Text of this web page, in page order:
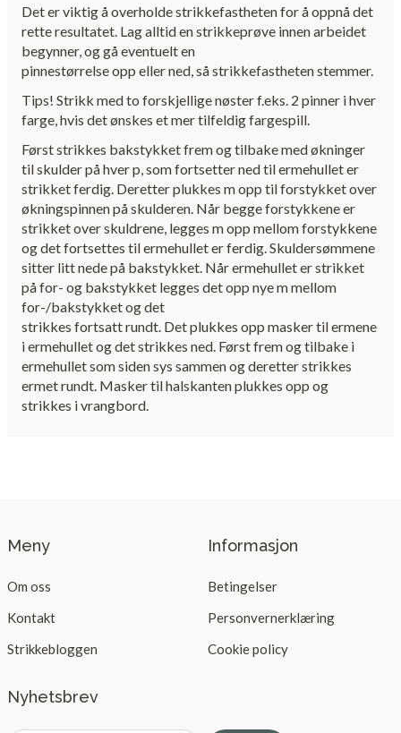
Det er viktig å overholde strikkefastheten for å oppnå det
rette resultatet. Lag alltid en strikkeprøve innen arbeidet
begynner, og gå eventuelt en
pinnestørrelse opp eller ned, så strikkefastheten stemmer.
Tips! Strikk med to forskjellige nøster f.eks. 2 pinner i hver
farge, hvis det ønskes et mer tilfeldig fargespill.
Først strikkes bakstykket frem og tilbake med økninger
til skulder på hver p, som fortsetter ned til ermehullet er
strikket ferdig. Deretter plukkes m opp til forstykket over
økningspinnen på skulderen. Når begge forstykkene er
strikket over skuldrene, legges m opp mellom forstykkene
og det fortsettes til ermehullet er ferdig. Skuldersømmene
sitter litt nede på bakstykket. Når ermehullet er strikket
på for- og bakstykket legges det opp nye m mellom
for-/bakstykket og det
strikkes fortsatt rundt. Det plukkes opp masker til ermene
i ermehullet og det strikkes ned. Først frem og tilbake i
ermehullet som siden sys sammen og deretter strikkes
ermet rundt. Masker til halskanten plukkes opp og
strikkes i vrangbord.
Meny
Om oss
Kontakt
Strikkebloggen
Informasjon
Betingelser
Personvernerklæring
Cookie policy
Nyhetsbrev